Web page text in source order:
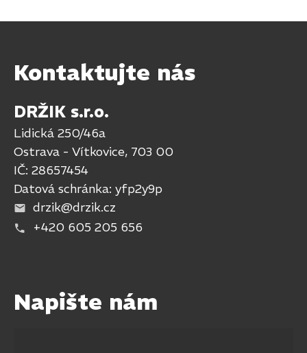
Kontaktujte nás
DRŽIK s.r.o.
Lidická 250/46a
Ostrava - Vítkovice, 703 00
IČ: 28657454
Datová schránka: yfp2y9p
drzik@drzik.cz
+420 605 205 656
Napište nám